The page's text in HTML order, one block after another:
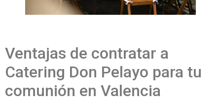
Ventajas de contratar a
Catering Don Pelayo para tu
comunión en Valencia